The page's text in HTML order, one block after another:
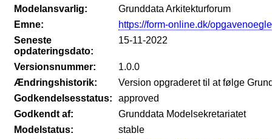
Modelansvarlig:
Grunddata Arkitekturforum
Emne:
https://form-online.dk/
Seneste
opdateringsdato:
15-11-2022
Versionsnummer:
1.0.0
Ændringshistorik:
Version opgraderet til at følge
Godkendelsesstatus:
approved
Godkendt af:
Grunddata Modelsekretariatet
Modelstatus:
stable